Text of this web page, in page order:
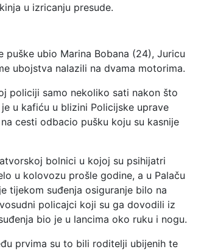
u izricanju presude.
puške ubio Marina Bobana (24), Juricu
ubojstva nalazili na dvama motorima.
policiji samo nekoliko sati nakon što
u kafiću u blizini Policijske uprave
cesti odbacio pušku koju su kasnije
bolnici u kojoj su psihijatri
u kolovozu prošle godine, a u Palaču
tijekom suđenja osiguranje bilo na
policajci koji su ga dovodili iz
bio je u lancima oko ruku i nogu.
prvima su to bili roditelji ubijenih te